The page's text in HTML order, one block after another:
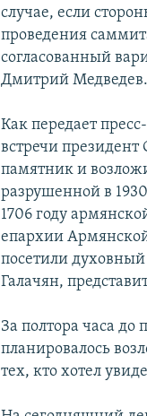
случае, если
проведения
согласованный
Дмитрий Медведев.
Как передает
встречи
памятник и
разрушенной в
1706 году
епархии
посетили
Галачян,
За полтора часа
планировалось
тех, кто хотел